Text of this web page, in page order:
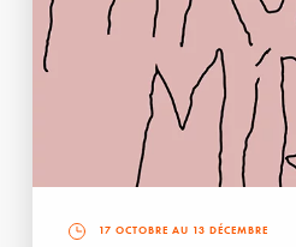
17 OCTOBRE AU 13 DÉCEMBRE